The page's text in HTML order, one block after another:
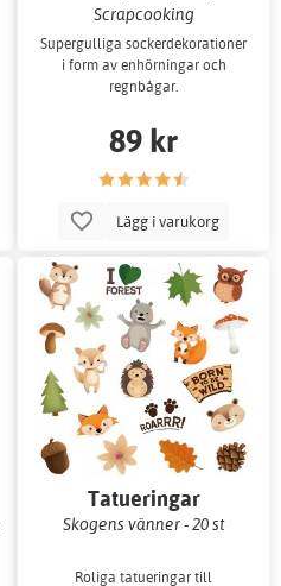
Scrapcooking
Supergulliga sockerdekorationer
i form av enhörningar och
regnbågar.
89 kr
Lägg i varukorg
Tatueringar
Skogens vänner - 20 st
Roliga tatueringar till